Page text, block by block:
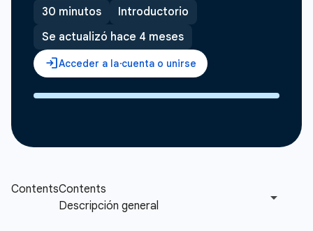
30 minutos
Introductorio
Se actualizó hace 4 meses